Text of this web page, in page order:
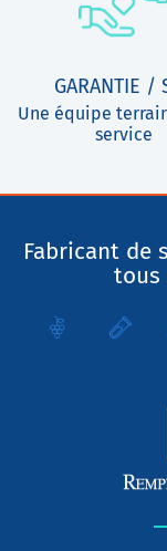
GARANTIE /
Une équipe
service
Fabricant de
tous